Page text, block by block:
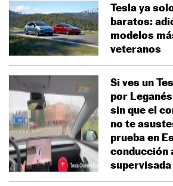
Tesla ya
baratos:
modelos
veteranos
Si ves un
por
sin que el
no te
prueba en
conducción
supervisada